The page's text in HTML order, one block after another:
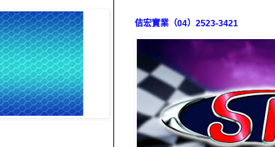
佶宏實業（04）2523-3421